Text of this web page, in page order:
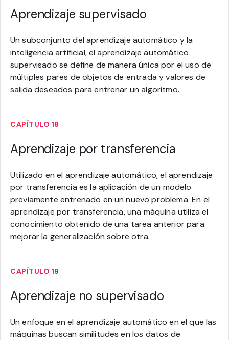
Aprendizaje supervisado
Un subconjunto del aprendizaje automático y la
inteligencia artificial, el aprendizaje automático
supervisado se define de manera única por el uso de
múltiples pares de objetos de entrada y valores de
salida deseados para entrenar un algoritmo.
CAPÍTULO 18
Aprendizaje por transferencia
Utilizado en el aprendizaje automático, el aprendizaje
por transferencia es la aplicación de un modelo
previamente entrenado en un nuevo problema. En el
aprendizaje por transferencia, una máquina utiliza el
conocimiento obtenido de una tarea anterior para
mejorar la generalización sobre otra.
CAPÍTULO 19
Aprendizaje no supervisado
Un enfoque en el aprendizaje automático en el que las
máquinas buscan similitudes en los datos de